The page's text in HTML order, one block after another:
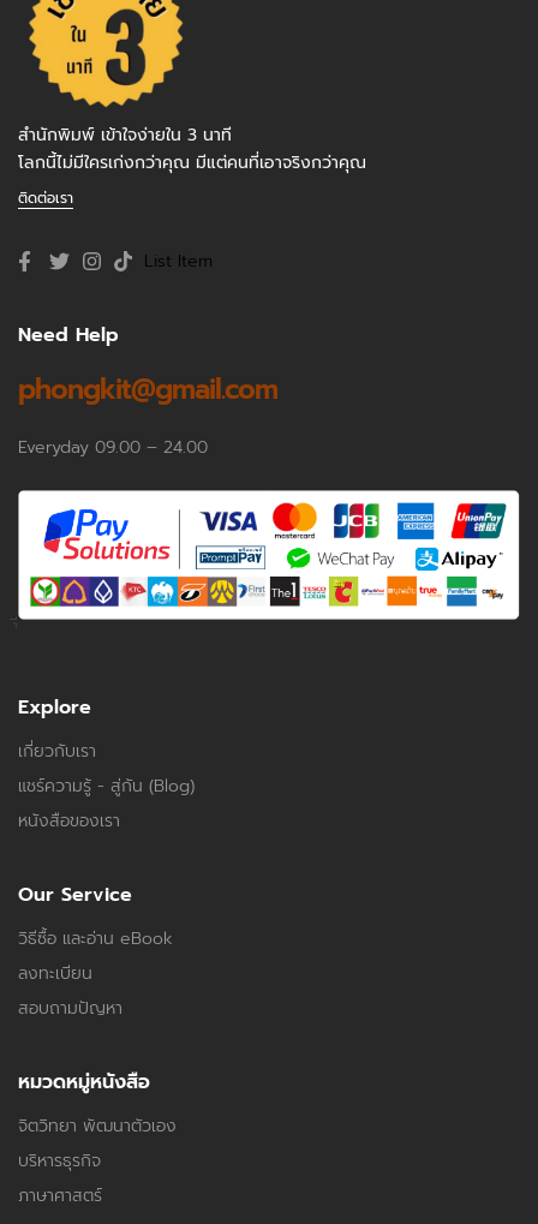
สำนักพิมพ์ เข้าใจง่ายใน 3 นาที
โลกนี้ไม่มีใครเก่งกว่าคุณ มีแต่คนที่เอาจริงกว่าคุณ
ติดต่อเรา
List Item
Need Help
phongkit@gmail.com
Everyday 09.00 – 24.00
Explore
เกี่ยวกับเรา
แชร์ความรู้ - สู่กัน (Blog)
หนังสือของเรา
Our Service
วิธีซื้อ และอ่าน eBook
ลงทะเบียน
สอบถามปัญหา
หมวดหมู่หนังสือ
จิตวิทยา พัฒนาตัวเอง
บริหารธุรกิจ
ภาษาศาสตร์